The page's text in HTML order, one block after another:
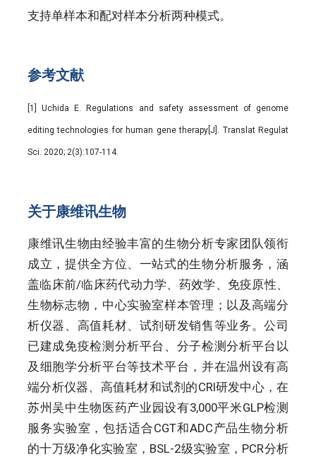
支持单样本和配对样本分析两种模式。
参考文献
[1] Uchida E. Regulations and safety assessment of genome
editing technologies for human gene therapy[J]. Translat Regulat
Sci. 2020; 2(3):107-114.
关于康维讯生物
康维讯生物由经验丰富的生物分析专家团队领衔
成立，提供全方位、一站式的生物分析服务，涵
盖临床前/临床药代动力学、药效学、免疫原性、
生物标志物，中心实验室样本管理；以及高端分
析仪器、高值耗材、试剂研发销售等业务。公司
已建成免疫检测分析平台、分子检测分析平台以
及细胞学分析平台等技术平台，并在温州设有高
端分析仪器、高值耗材和试剂的CRI研发中心，在
苏州吴中生物医药产业园设有3,000平米GLP检测
服务实验室，包括适合CGT和ADC产品生物分析
的十万级净化实验室，BSL-2级实验室，PCR分析